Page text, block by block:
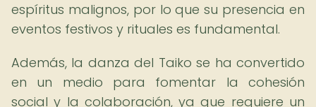
espíritus malignos, por lo que su presencia en
eventos festivos y rituales es fundamental.
Además, la danza del Taiko se ha convertido
en un medio para fomentar la cohesión
social y la colaboración, ya que requiere un